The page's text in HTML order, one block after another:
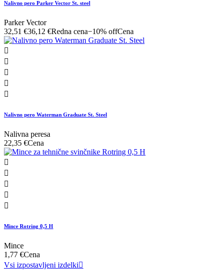
Nalivno pero Parker Vector St. steel
Parker Vector
32,51 €36,12 €Redna cena−10% offCena





Nalivno pero Waterman Graduate St. Steel
Nalivna peresa
22,35 €Cena





Mince Rotring 0,5 H
Mince
1,77 €Cena
Vsi izpostavljeni izdelki